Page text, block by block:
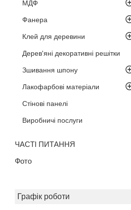
МДФ
Фанера
Клей для деревини
Дерев'яні декоративні решітки
Зшивання шпону
Лакофарбові матеріали
Стінові панелі
Виробничі послуги
ЧАСТІ ПИТАННЯ
Фото
Графік роботи